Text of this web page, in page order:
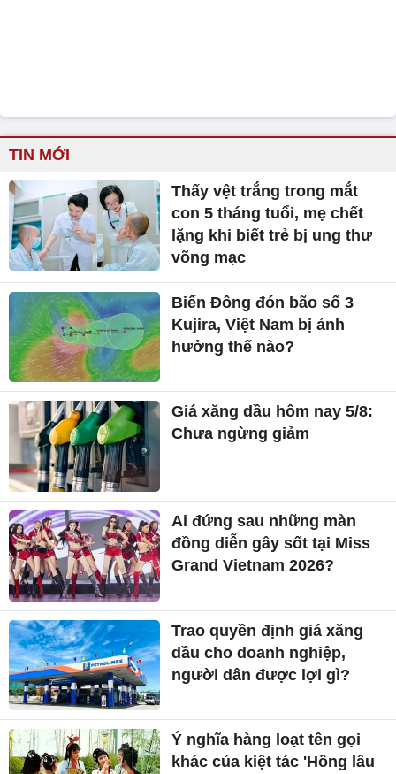
TIN MỚI
Thấy vệt trắng trong mắt
con 5 tháng tuổi, mẹ chết
lặng khi biết trẻ bị ung thư
võng mạc
Biển Đông đón bão số 3
Kujira, Việt Nam bị ảnh
hưởng thế nào?
Giá xăng dầu hôm nay 5/8:
Chưa ngừng giảm
Ai đứng sau những màn
đồng diễn gây sốt tại Miss
Grand Vietnam 2026?
Trao quyền định giá xăng
dầu cho doanh nghiệp,
người dân được lợi gì?
Ý nghĩa hàng loạt tên gọi
khác của kiệt tác 'Hồng lâu